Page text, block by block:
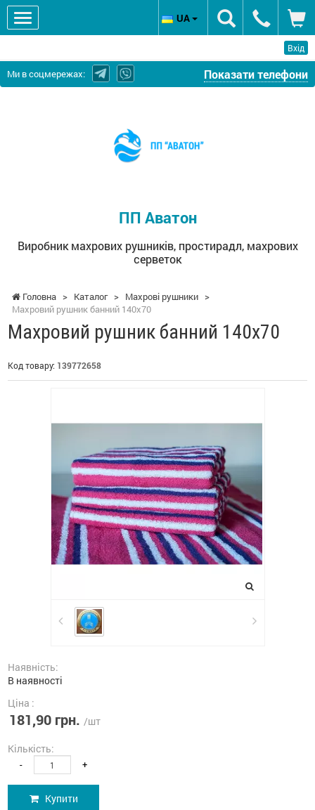
Вхід
Ми в соцмережах: Показати телефони
серветок
ПП Аватон
Виробник махрових рушників, простирадл, махрових
серветок
UA
Головна > Каталог > Махрові рушники >
Махровий рушник банний 140х70
Махровий рушник банний 140х70
Код товару: 139772658
Наявність:
В наявності
Ціна :
181,90 грн. /шт
Кількість:
- +
Купити